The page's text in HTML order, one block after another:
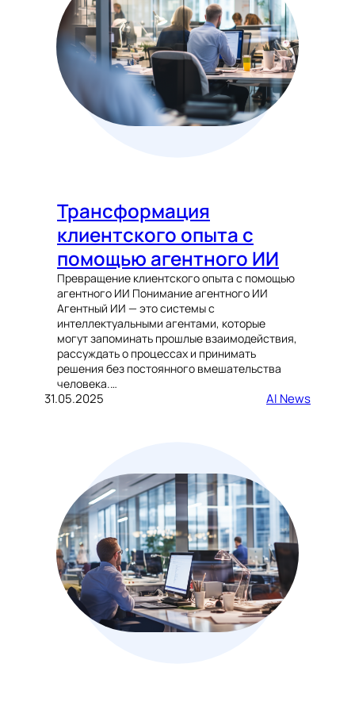
Трансформация
клиентского опыта с
помощью агентного ИИ
Превращение клиентского опыта с помощью
агентного ИИ Понимание агентного ИИ
Агентный ИИ — это системы с
интеллектуальными агентами, которые
могут запоминать прошлые взаимодействия,
рассуждать о процессах и принимать
решения без постоянного вмешательства
человека.…
31.05.2025 AI News